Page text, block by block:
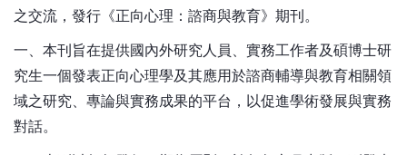
之交流，發行《正向心理：諮商與教育》期刊。
一、本刊旨在提供國內外研究人員、實務工作者及碩博士研
究生一個發表正向心理學及其應用於諮商輔導與教育相關領
域之研究、專論與實務成果的平台，以促進學術發展與實務
對話。